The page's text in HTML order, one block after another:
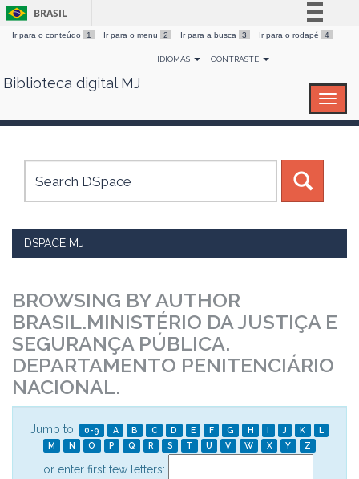
Skip
BRASIL
Simplifique!
Comunica BR
Canais
Ir para o conteúdo 1 Ir para o menu 2 Ir para a busca 3 Ir para o rodapé 4
IDIOMAS CONTRASTE
Biblioteca digital MJ
DSPACE MJ
BROWSING BY AUTHOR
BRASIL.MINISTÉRIO DA JUSTIÇA E
SEGURANÇA PÚBLICA.
DEPARTAMENTO PENITENCIÁRIO
NACIONAL.
Jump to: 0-9 A B C D E F G H I J K
L
M
N O P Q R S T U V W X Y Z
or enter first few letters: